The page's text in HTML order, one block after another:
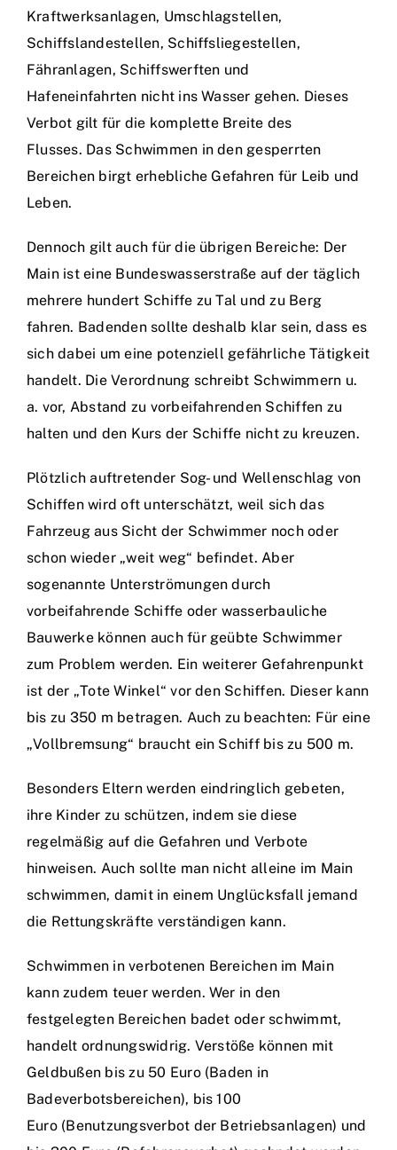
Kraftwerksanlagen, Umschlagstellen,
Schiffslandestellen, Schiffsliegestellen,
Fähranlagen, Schiffswerften und
Hafeneinfahrten nicht ins Wasser gehen. Dieses
Verbot gilt für die komplette Breite des
Flusses. Das Schwimmen in den gesperrten
Bereichen birgt erhebliche Gefahren für Leib und
Leben.
Dennoch gilt auch für die übrigen Bereiche: Der
Main ist eine Bundeswasserstraße auf der täglich
mehrere hundert Schiffe zu Tal und zu Berg
fahren. Badenden sollte deshalb klar sein, dass es
sich dabei um eine potenziell gefährliche Tätigkeit
handelt. Die Verordnung schreibt Schwimmern u.
a. vor, Abstand zu vorbeifahrenden Schiffen zu
halten und den Kurs der Schiffe nicht zu kreuzen.
Plötzlich auftretender Sog- und Wellenschlag von
Schiffen wird oft unterschätzt, weil sich das
Fahrzeug aus Sicht der Schwimmer noch oder
schon wieder „weit weg“ befindet. Aber
sogenannte Unterströmungen durch
vorbeifahrende Schiffe oder wasserbauliche
Bauwerke können auch für geübte Schwimmer
zum Problem werden. Ein weiterer Gefahrenpunkt
ist der „Tote Winkel“ vor den Schiffen. Dieser kann
bis zu 350 m betragen. Auch zu beachten: Für eine
„Vollbremsung“ braucht ein Schiff bis zu 500 m.
Besonders Eltern werden eindringlich gebeten,
ihre Kinder zu schützen, indem sie diese
regelmäßig auf die Gefahren und Verbote
hinweisen. Auch sollte man nicht alleine im Main
schwimmen, damit in einem Unglücksfall jemand
die Rettungskräfte verständigen kann.
Schwimmen in verbotenen Bereichen im Main
kann zudem teuer werden. Wer in den
festgelegten Bereichen badet oder schwimmt,
handelt ordnungswidrig. Verstöße können mit
Geldbußen bis zu 50 Euro (Baden in
Badeverbotsbereichen), bis 100
Euro (Benutzungsverbot der Betriebsanlagen) und